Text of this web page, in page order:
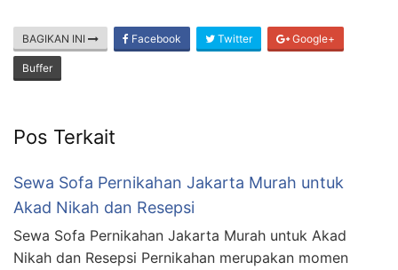
BAGIKAN INI Facebook Twitter Google+
Buffer
Pos Terkait
Sewa Sofa Pernikahan Jakarta Murah untuk
Akad Nikah dan Resepsi
Sewa Sofa Pernikahan Jakarta Murah untuk Akad
Nikah dan Resepsi Pernikahan merupakan momen